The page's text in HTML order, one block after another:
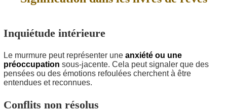
Inquiétude intérieure
Le murmure peut représenter une anxiété ou une
préoccupation sous-jacente. Cela peut signaler que des
pensées ou des émotions refoulées cherchent à être
entendues et reconnues.
Conflits non résolus